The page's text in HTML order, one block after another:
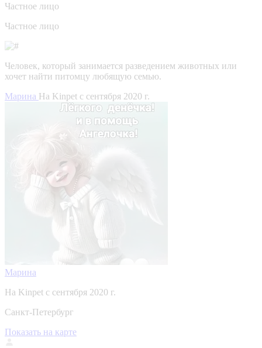
Частное лицо
Частное лицо
Человек, который занимается разведением животных или
хочет найти питомцу любящую семью.
Марина На Kinpet c сентября 2020 г.
Марина
На Kinpet c сентября 2020 г.
Санкт-Петербург
Показать на карте